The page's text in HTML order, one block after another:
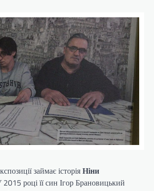
займає історіяНіни
2015 році її син Ігор Брановицький